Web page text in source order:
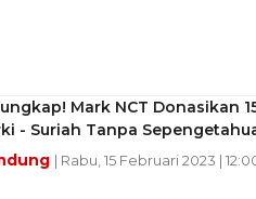
Mark NCT Donasikan
- Suriah Tanpa
| Rabu, 15 Februari 2023 |